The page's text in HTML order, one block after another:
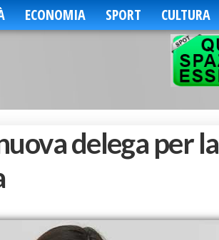
ECONOMIA SPORT CULTURA
delega per la